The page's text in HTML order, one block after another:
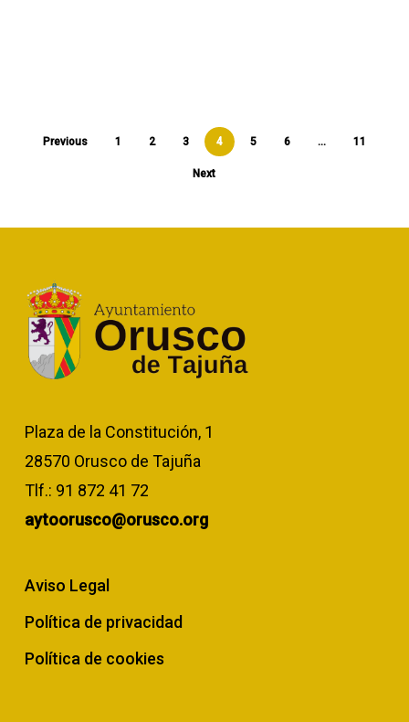
Previous 1 2 3 4 5 6 … 11
Next
Plaza de la Constitución, 1
28570 Orusco de Tajuña
Tlf.: 91 872 41 72
aytoorusco@orusco.org
Aviso Legal
Política de privacidad
Política de cookies